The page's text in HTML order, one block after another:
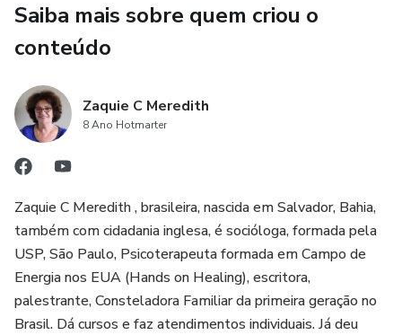
3. Resultados comprovados: Zaquie C Meredith é uma
profissional experiente e reconhecida na área de
testadas e comprovadas ao longo dos anos,
proporcionando resultados positivos para aqueles que as
praticam. Os usuários podem confiar na eficácia das
meditações e esperar obter benefícios reais em suas vidas.
4. Flexibilidade de uso: O CD Meditações Reunidas
permite que os usuários ouçam as meditações quantas
vezes desejarem e em dias diferentes. Isso oferece
flexibilidade para adaptar a prática de meditação à rotina e
às necessidades individuais de cada pessoa. Os usuários
Saiba mais sobre quem criou o
conteúdo
Zaquie C Meredith
8 Ano Hotmarter
Zaquie C Meredith , brasileira, nascida em Salvador, Bahia,
também com cidadania inglesa, é socióloga, formada pela
USP, São Paulo, Psicoterapeuta formada em Campo de
Energia nos EUA (Hands on Healing), escritora,
palestrante, Consteladora Familiar da primeira geração no
Brasil. Dá cursos e faz atendimentos individuais. Já deu